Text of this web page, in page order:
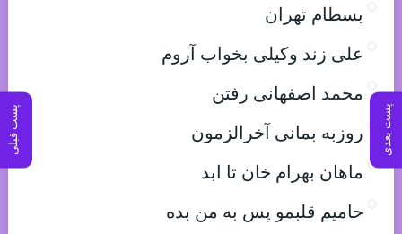
پست بعدی پست قبلی
بسطام تهران
علی زند وکیلی بخواب آروم
محمد اصفهانی رفتن
روزبه بمانی آخرالزمون
ماهان بهرام خان تا ابد
حامیم قلبمو پس به من بده